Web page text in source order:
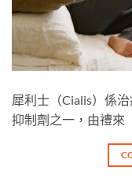
犀利士（Cialis）係
抑制劑之一，由禮來